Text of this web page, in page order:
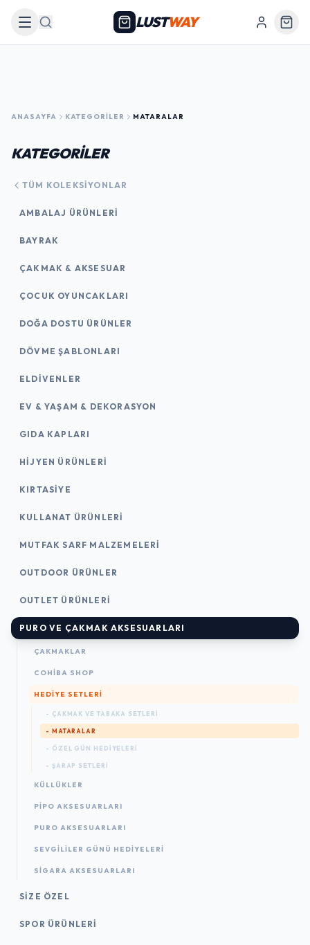
Arama LUSTWAY
ANASAYFA KATEGORILER MATARALAR
KATEGORİLER
TÜM KOLEKSIYONLAR
AMBALAJ ÜRÜNLERI
BAYRAK
ÇAKMAK & AKSESUAR
ÇOCUK OYUNCAKLARI
DOĞA DOSTU ÜRÜNLER
DÖVME ŞABLONLARI
ELDIVENLER
EV & YAŞAM & DEKORASYON
GIDA KAPLARI
HIJYEN ÜRÜNLERI
KIRTASİYE
KULLANAT ÜRÜNLERI
MUTFAK SARF MALZEMELERI
OUTDOOR ÜRÜNLER
OUTLET ÜRÜNLERI
PURO VE ÇAKMAK AKSESUARLARI
ÇAKMAKLAR
COHIBA SHOP
HEDIYE SETLERI
- ÇAKMAK VE TABAKA SETLERI
- MATARALAR
- ÖZEL GÜN HEDIYELERI
- ŞARAP SETLERI
KÜLLÜKLER
PIPO AKSESUARLARI
PURO AKSESUARLARI
SEVGILILER GÜNÜ HEDIYELERI
SIGARA AKSESUARLARI
SIZE ÖZEL
SPOR ÜRÜNLERI